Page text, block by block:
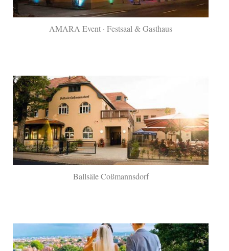
AMARA Event · Festsaal & Gasthaus
Ballsäle Coßmannsdorf